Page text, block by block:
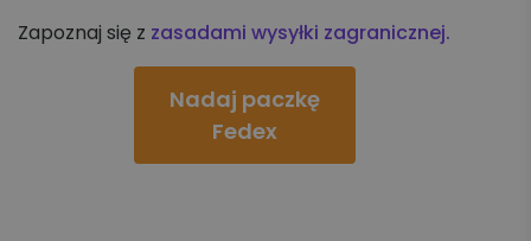
Zapoznaj się z zasadami wysyłki zagranicznej.
Nadaj paczkę
Fedex